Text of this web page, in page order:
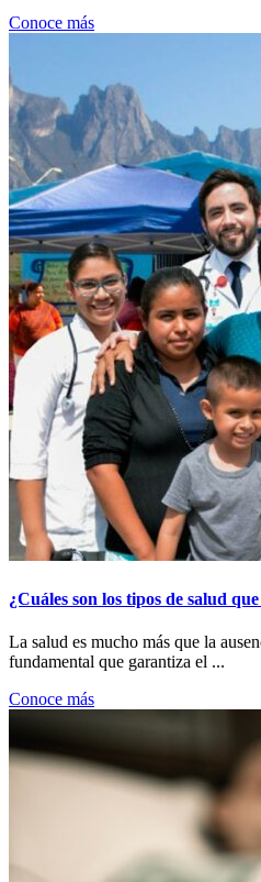
Conoce más
¿Cuáles son los tipos de salud
La salud es mucho más que la
fundamental que garantiza el ...
Conoce más